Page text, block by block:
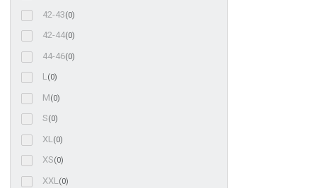
42-43(0)
42-44(0)
44-46(0)
L(0)
M(0)
S(0)
XL (0)
XS(0)
XXL (0)